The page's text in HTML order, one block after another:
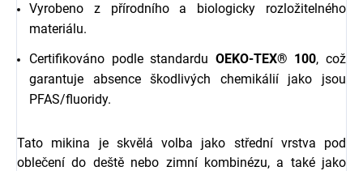
Vyrobeno z přírodního a biologicky rozložitelného
materiálu.
Certifikováno podle standardu OEKO-TEX® 100, což
garantuje absence škodlivých chemikálií jako jsou
PFAS/fluoridy.
Tato mikina je skvělá volba jako střední vrstva pod
oblečení do deště nebo zimní kombinézu, a také jako